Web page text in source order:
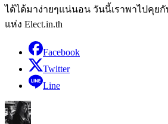
ได้ได้มาง่ายๆแน่นอน วันนี้เราพาไปคุยกั
แห่ง Elect.in.th
Facebook
Twitter
Line